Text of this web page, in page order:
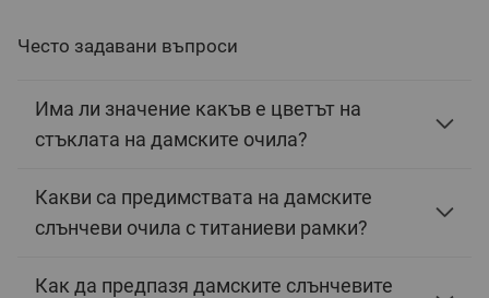
Често задавани въпроси
Има ли значение какъв е цветът на
стъклата на дамските очила?
Какви са предимствата на дамските
слънчеви очила с титаниеви рамки?
Как да предпазя дамските слънчевите